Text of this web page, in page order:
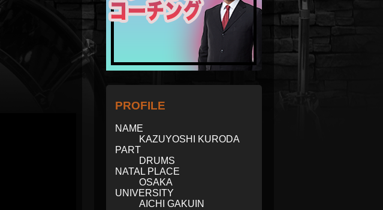
PROFILE
NAME
KAZUYOSHI KURODA
PART
DRUMS
NATAL PLACE
OSAKA
UNIVERSITY
AICHI GAKUIN